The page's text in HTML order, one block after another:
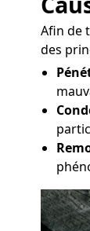
Afin de
des